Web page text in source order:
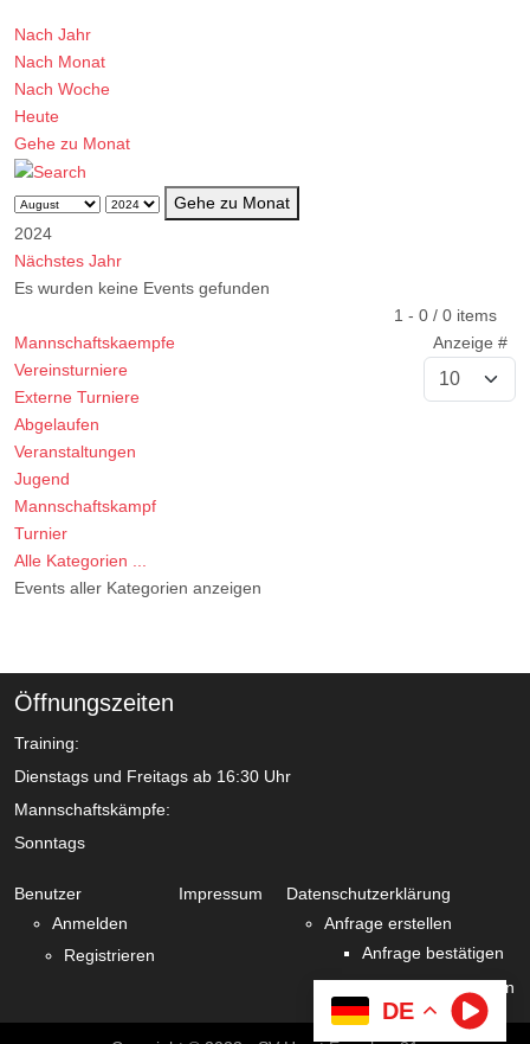
DE
Nach Jahr
Nach Monat
Nach Woche
Heute
Gehe zu Monat
Gehe zu Monat
2024
Nächstes Jahr
Es wurden keine Events gefunden
1 - 0 / 0 items
Anzeige #
Mannschaftskaempfe
Vereinsturniere
Externe Turniere
Abgelaufen
Veranstaltungen
Jugend
Mannschaftskampf
Turnier
Alle Kategorien ...
Events aller Kategorien anzeigen
Öffnungszeiten
Training:
Dienstags und Freitags ab 16:30 Uhr
Mannschaftskämpfe:
Sonntags
Benutzer
Anmelden
Registrieren
Impressum
Datenschutzerklärung
Anfrage erstellen
Anfrage bestätigen
Zustimmung verlängern